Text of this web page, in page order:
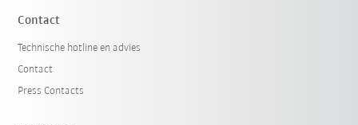
Contact
Technische hotline en advies
Contact
Press Contacts